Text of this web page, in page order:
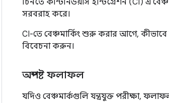
চিনতে কন্টিনিউয়াস ইন্টিগ্রেশন (CI) এ
সরবরাহ করে।
CI-তে বেঞ্চমার্কিং শুরু করার আগে,
বিবেচনা করুন।
অস্পষ্ট ফলাফল
যদিও বেঞ্চমার্কগুলি যন্ত্রযুক্ত পরীক্ষা,